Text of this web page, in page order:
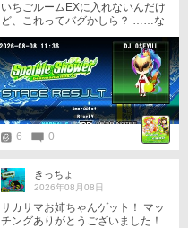
いちごルームEXに入れないんだけ
ど、これってバグかしら？ ……な
どと考えていたのですが、自分が
謎解きをやってなくていちごルー
ム終わってなかったのが原因でし
たw 他責ｲｸﾅｲ!!(⁠・⁠∀⁠・⁠)
6 0
きっちょ
2026年08月08日
サカサマお姉ちゃんゲット！ マッ
チングありがとうございました！